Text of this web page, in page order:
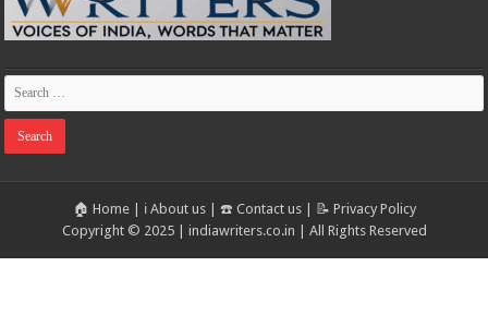
🏠 Home| ℹ️ About us| ☎️ Contact us|
📝 Privacy Policy
Copyright © 2025 | indiawriters.co.in | All Rights Reserved